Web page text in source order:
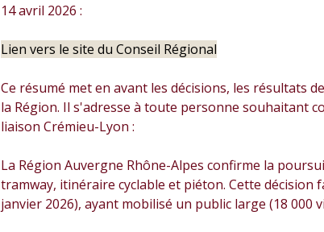
14 avril 2026 :
Lien vers le site du Conseil Régional
Ce résumé met en avant les décisions, les résultats
la Région. Il s'adresse à toute personne souhaitant
liaison Crémieu-Lyon :
La Région Auvergne Rhône-Alpes confirme la
tramway, itinéraire cyclable et piéton. Cette
janvier 2026), ayant mobilisé un public large (18